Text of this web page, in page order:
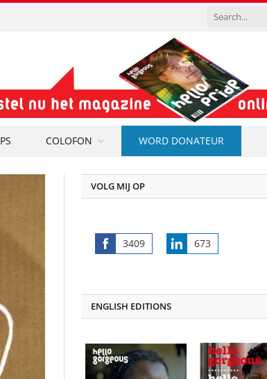
COLOFON WORD DONATEUR
VOLG MIJ OP
3409
Share
673
Share
ENGLISH EDITIONS